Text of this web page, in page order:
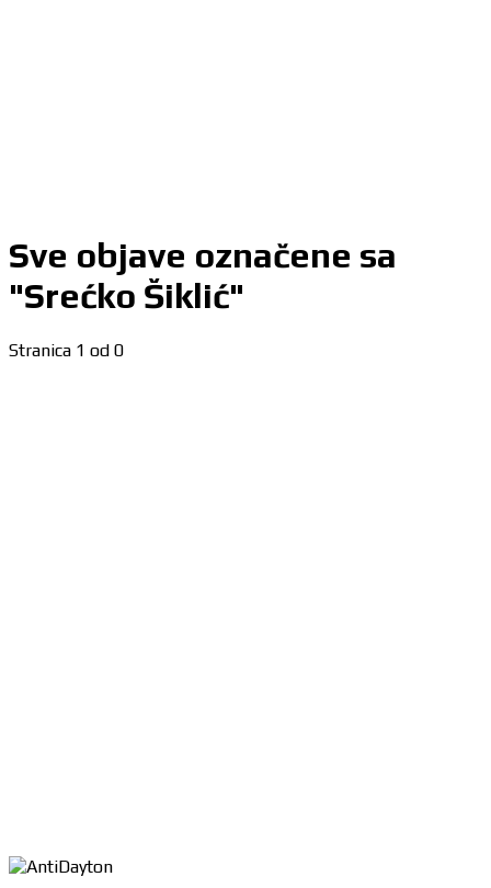
Sve objave označene sa
"Srećko Šiklić"
Stranica 1 od 0